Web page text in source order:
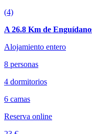
(4)
A 26.8 Km de
Alojamiento entero
8 personas
4 dormitorios
6 camas
Reserva online